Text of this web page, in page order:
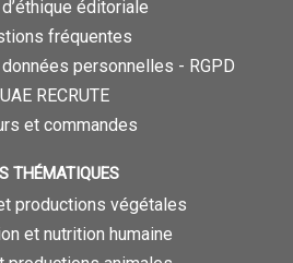
éditoriale
fréquentes
personnelles - RGPD
RECRUTE
et commandes
THÉMATIQUES
productions végétales
et nutrition humaine